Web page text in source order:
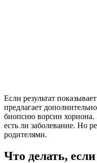
Если результат
предлагает
биопсию ворсин
есть ли заболевание. Но
родителями.
Что делать,